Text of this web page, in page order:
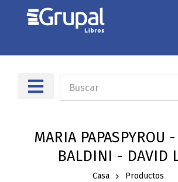
MARIA PAPASPYROU
BALDINI - DAVID
Casa Productos